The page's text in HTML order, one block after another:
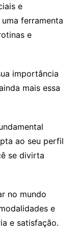
e
ferramenta
e
importância
mais essa
ao seu perfil
se divirta
no mundo
e
e satisfação.